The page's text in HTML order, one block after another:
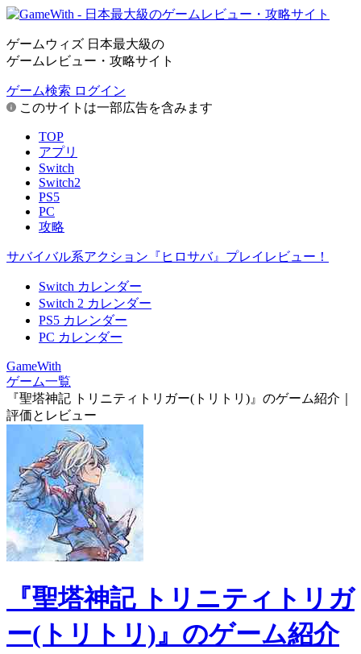
ゲームウィズ 日本最大級の
ゲームレビュー・攻略サイト
ゲーム検索 ログイン
このサイトは一部広告を含みます
TOP
アプリ
Switch
Switch2
PS5
PC
攻略
サバイバル系アクション『ヒロサバ』プレイレビュー！
Switch カレンダー
Switch 2 カレンダー
PS5 カレンダー
PC カレンダー
GameWith
ゲーム一覧
『聖塔神記 トリニティトリガー(トリトリ)』のゲーム紹介｜
評価とレビュー
『聖塔神記 トリニティトリガ
ー(トリトリ)』のゲーム紹介